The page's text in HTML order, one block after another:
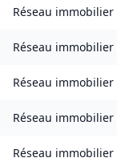
Réseau immobilier
Réseau immobilier
Réseau immobilier
Réseau immobilier
Réseau immobilier